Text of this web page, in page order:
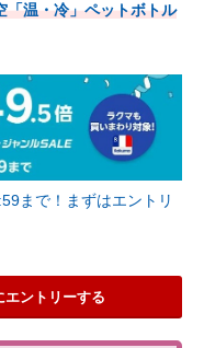
「温・冷」ペットボトル
まで！まずはエントリ
エントリーする